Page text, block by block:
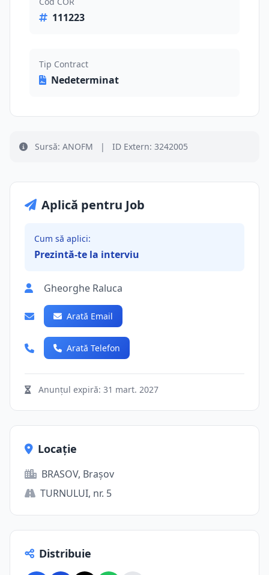
111223
Tip Contract
Nedeterminat
Sursă: ANOFM | ID Extern: 3242005
Aplică pentru Job
Cum să aplici:
Prezintă-te la interviu
Gheorghe Raluca
Arată Email
Arată Telefon
Anunțul expiră: 31 mart. 2027
Locație
BRASOV, Brașov
TURNULUI, nr. 5
Distribuie